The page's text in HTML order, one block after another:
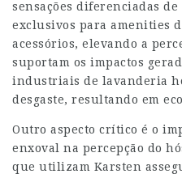
sensações diferenciadas
exclusivos para amenities
acessórios, elevando a
suportam os impactos
industriais de lavanderia
desgaste, resultando em
Outro aspecto crítico é o
enxoval na percepção do
que utilizam Karsten